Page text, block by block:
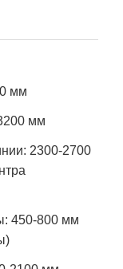
мм
мм
2300-2700
450-800 мм